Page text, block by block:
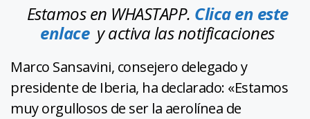
Estamos en WHASTAPP. Clica en este
enlacey activa las notificaciones
Marco Sansavini, consejero delegado y
presidente de Iberia, ha declarado: «Estamos
muy orgullosos de ser la aerolínea de